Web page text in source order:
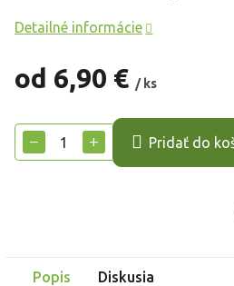
od 6,90 € / ks
cena:
+
− Pridať do
Detailné informácie
Popis Diskusia